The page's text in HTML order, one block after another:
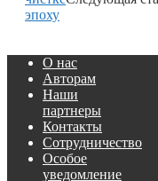
эпоху
О нас
Авторам
Наши
партнеры
Контакты
Сотрудничество
Особое
уведомление